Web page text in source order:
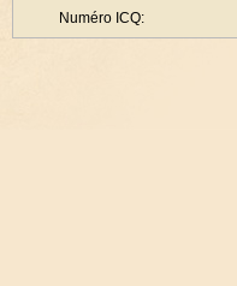
Numéro ICQ: